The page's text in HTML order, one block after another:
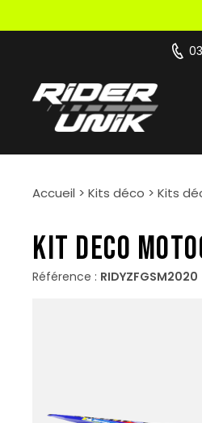
Accueil > Kits déco > Kits
KIT DECO
Référence : RIDYZFGSM2020